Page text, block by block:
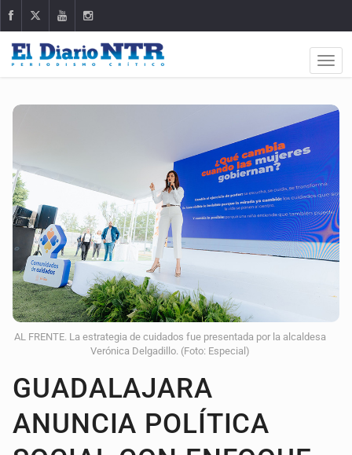
AL FRENTE. La estrategia de cuidados fue presentada por la alcaldesa
Verónica Delgadillo. (Foto: Especial)
GUADALAJARA
ANUNCIA POLÍTICA